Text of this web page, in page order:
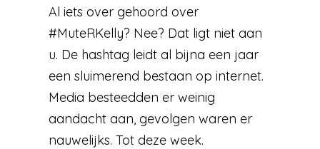
Al iets over gehoord over
#MuteRKelly? Nee? Dat ligt niet aan
u. De hashtag leidt al bijna een jaar
een sluimerend bestaan op internet.
Media besteedden er weinig
aandacht aan, gevolgen waren er
nauwelijks. Tot deze week.